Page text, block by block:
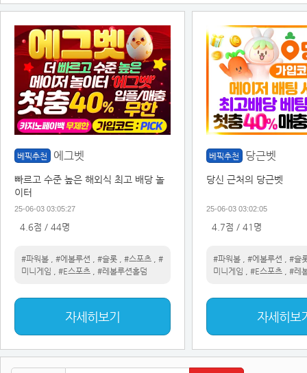
베픽추천 에그벳
빠르고 수준 높은 해외식 최고 배당 놀
이터
25-06-03 03:05:27
4.6점 / 44명
#파워볼 #에볼루션 #슬롯 #스포츠
#
미니게임
#E스포츠 #레볼루션홀덤
자세히보기
베픽추천 당근벳
당신 근처의 당근벳
25-06-03 03:02:05
4.7점 / 41명
#파워볼 #에볼루션
#슬
미니게임
#E스포츠 #레
자세히보